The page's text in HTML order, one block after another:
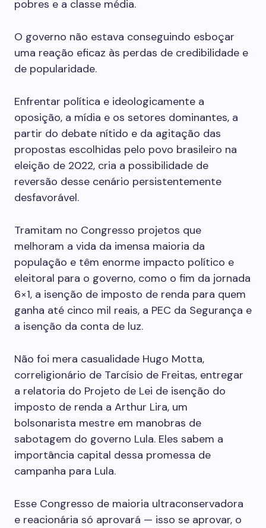
pobres e a classe média.
O governo não estava conseguindo esboçar
uma reação eficaz às perdas de credibilidade e
de popularidade.
Enfrentar política e ideologicamente a
oposição, a mídia e os setores dominantes, a
partir do debate nítido e da agitação das
propostas escolhidas pelo povo brasileiro na
eleição de 2022, cria a possibilidade de
reversão desse cenário persistentemente
desfavorável.
Tramitam no Congresso projetos que
melhoram a vida da imensa maioria da
população e têm enorme impacto político e
eleitoral para o governo, como o fim da jornada
6×1, a isenção de imposto de renda para quem
ganha até cinco mil reais, a PEC da Segurança e
a isenção da conta de luz.
Não foi mera casualidade Hugo Motta,
correligionário de Tarcísio de Freitas, entregar
a relatoria do Projeto de Lei de isenção do
imposto de renda a Arthur Lira, um
bolsonarista mestre em manobras de
sabotagem do governo Lula. Eles sabem a
importância capital dessa promessa de
campanha para Lula.
Esse Congresso de maioria ultraconservadora
e reacionária só aprovará — isso se aprovar, o